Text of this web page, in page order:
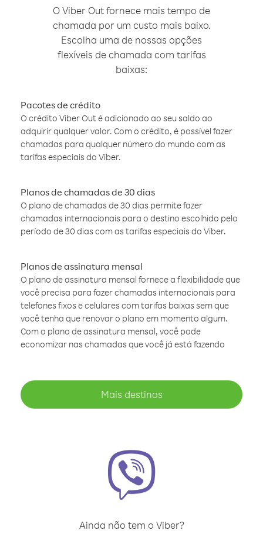
O Viber Out fornece mais tempo de
chamada por um custo mais baixo.
Escolha uma de nossas opções
flexíveis de chamada com tarifas
baixas:
Pacotes de crédito
O crédito Viber Out é adicionado ao seu saldo ao
adquirir qualquer valor. Com o crédito, é possível fazer
chamadas para qualquer número do mundo com as
tarifas especiais do Viber.
Planos de chamadas de 30 dias
O plano de chamadas de 30 dias permite fazer
chamadas internacionais para o destino escolhido pelo
período de 30 dias com as tarifas especiais do Viber.
Planos de assinatura mensal
O plano de assinatura mensal fornece a flexibilidade que
você precisa para fazer chamadas internacionais para
telefones fixos e celulares com tarifas baixas sem que
você tenha que renovar o plano em momento algum.
Com o plano de assinatura mensal, você pode
economizar nas chamadas que você já está fazendo
Mais destinos
Ainda não tem o Viber?